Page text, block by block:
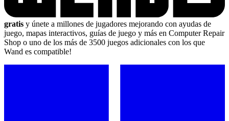
gratis y únete a millones de jugadores mejorando con ayudas de
juego, mapas interactivos, guías de juego y más en Computer Repair
Shop o uno de los más de 3500 juegos adicionales con los que
Wand es compatible!